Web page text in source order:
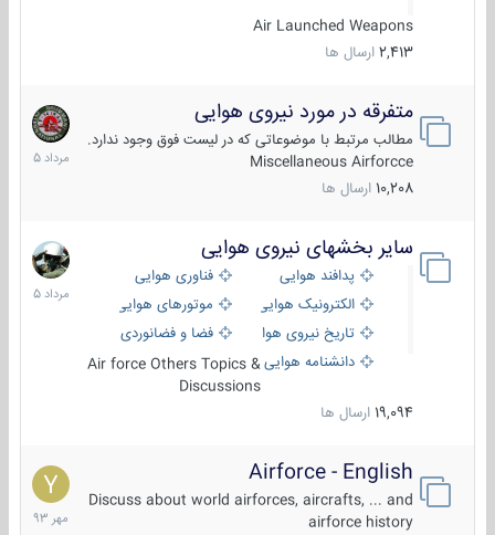
Air Launched Weapons
2,413 ارسال ها
متفرقه در مورد نیروی هوایی
مطالب مرتبط با موضوعاتی که در لیست فوق وجود ندارد.
Miscellaneous Airforcce
10,208 ارسال ها
7
مرداد
1405
سایر بخشهای نیروی هوایی
پدافند هوایی
فناوری هوایی
الکترونیک هوایی
موتورهای هوایی
تاریخ نیروی هوایی
فضا و فضانوردی
دانشنامه هواییAir force Others Topics &
Discussions
19,094 ارسال ها
2
مرداد
1405
Airforce - English
Discuss about world airforces, aircrafts, ... and
airforce history
15
مهر
1393